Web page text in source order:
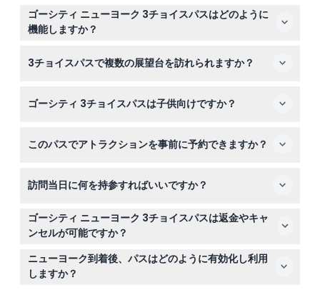
フード・オン・フット ツアー
アンリミテッド・バイキングによるブルックリン橋自転車レン
ウッドベリー・コモンバスツアー（往復＋VIPクーポン冊子）
ろうそく灯のカタコンベツアー
ホイットニー美術館
9/11ミュージアム ワークショップ：ハンズオン9/11展示
リバティ・スーパーエクスプレスクルーズ
自転車ツアー
セントラルパーク電動スクーターレンタル – 1時間
クリッパー・シティ帆船：昼間の航海またはシティライトクル
ブルックリン植物園
ブロードウェイ＆タイムズスクエア 徒歩ツアー
ゴーシティ ニューヨーク 3チョイスパスはどのように
機能しますか？
ラクションを3つ選び、自分のペースで訪れることができ
3チョイスパスで複数の展望台を訪れられますか？
す。例えば、エンパイア・ステート・ビルディングやトッ
ゴーシティ 3チョイスパスは子供向けですか？
でき、13歳以上は大人用パスが必要です。0歳から2歳の
め、事前に詳細をご確認ください。
このパスでアトラクションを事前に予約できますか？
が必要ですが、このウェブサイトのオンライン予約プロセ
訪問当日に何を持参すればいいですか？
スマートフォンにデジタルパスを表示してスムーズに入場
できるようにし、必要に応じて有効なIDもご持参くださ
い。複数の場所を訪れるため、歩きやすい靴と天候に合っ
た服装もおすすめします。
ゴーシティ ニューヨーク 3チョイスパスは返金やキャ
ンセルが可能ですか？
残念ながら、このパスは返金不可で、一度購入するとキャ
ンセルできません。購入前に旅行計画を十分ご確認くださ
い。
ニューヨーク到着後、パスはどのように有効化し利用
しますか？